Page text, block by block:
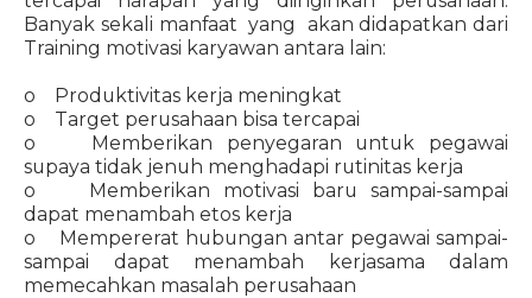
Banyak sekali manfaat yang akan didapatkan dari
Training motivasi karyawan antara lain:
o Produktivitas kerja meningkat
o Target perusahaan bisa tercapai
o Memberikan penyegaran untuk pegawai
supaya tidak jenuh menghadapi rutinitas kerja
o Memberikan motivasi baru sampai-sampai
dapat menambah etos kerja
o Mempererat hubungan antar pegawai sampai-
sampai dapat menambah kerjasama dalam
memecahkan masalah perusahaan